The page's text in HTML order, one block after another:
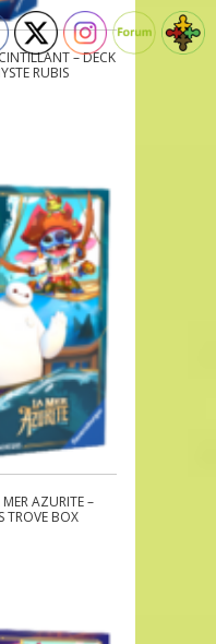
– DECK
RUBIS
AZURITE –
TROVE BOX